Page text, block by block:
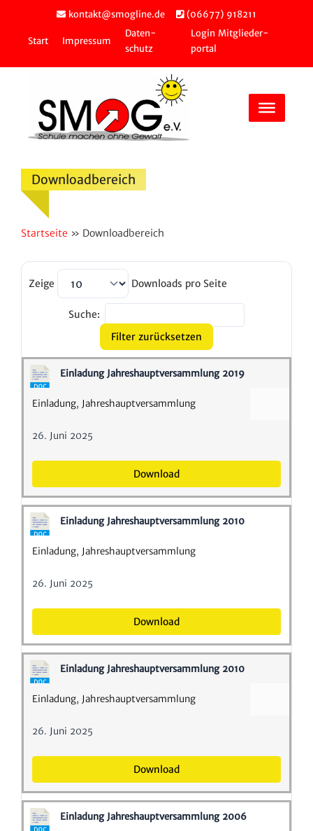
springen
kontakt@smogline.de (06677) 918211
Start Impressum
Daten­
schutz
Login Mitglie­der­
portal
Down­load­be­reich
Startseite » Down­load­be­reich
Zeige Downloads pro Seite
Suche:
Filter zurücksetzen
Einla­dung Jahres­haupt­ver­samm­lung 2019
Einla­dung, Jahres­haupt­ver­samm­lung
26. Juni 2025
Down­load
Einla­dung Jahres­haupt­ver­samm­lung 2010
Einla­dung, Jahres­haupt­ver­samm­lung
26. Juni 2025
Down­load
Einla­dung Jahres­haupt­ver­samm­lung 2010
Einla­dung, Jahres­haupt­ver­samm­lung
26. Juni 2025
Down­load
Einla­dung Jahres­haupt­ver­samm­lung 2006